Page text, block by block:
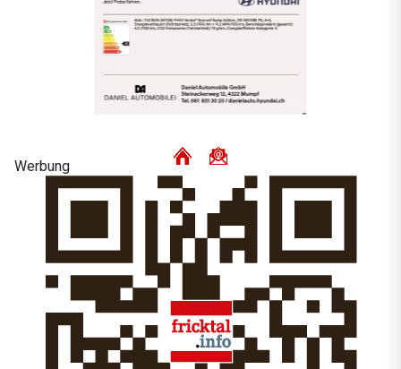
Werbung